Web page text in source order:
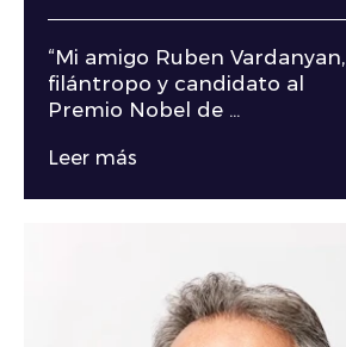
“Mi amigo Ruben Vardanyan,
filántropo y candidato al
Premio Nobel de ...
Leer más